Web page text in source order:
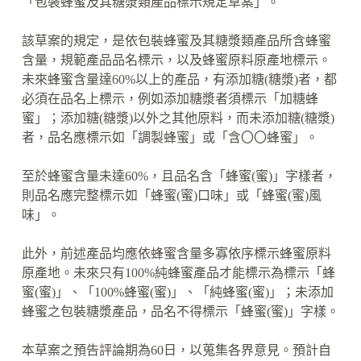
該草案的規定，是依包裝蜂蜜及其糖漿類產品所含蜂蜜
含量，規範產品品名標示，以及蜂蜜原料原產地標示。
未來蜂蜜含量達60%以上的產品，有添加糖(糖漿)者，都
必須在品名上標示，例如添加糖漿者須標示「加糖蜂
蜜」；添加糖(糖漿)以外之其他原料，而未添加糖(糖漿)
者，品名應標示如「調製蜂蜜」或「含〇〇蜂蜜」。
至於蜂蜜含量未達60%，且品名含「蜂蜜(蜜)」字樣者，
則品名應完整標示如「蜂蜜(蜜)口味」或「蜂蜜(蜜)風
味」。
此外，前述產品均應依蜂蜜含量多寡依序標示蜂蜜原料
原產地。未來只有100%純蜂蜜產品才能標示為標示「蜂
蜜(蜜)」、「100%蜂蜜(蜜)」、「純蜂蜜(蜜)」；未添加
蜂蜜之包裝糖漿產品，品名不得標示「蜂蜜(蜜)」字樣。
本草案之預告評論期為60日，以蒐集各界意見。預計自